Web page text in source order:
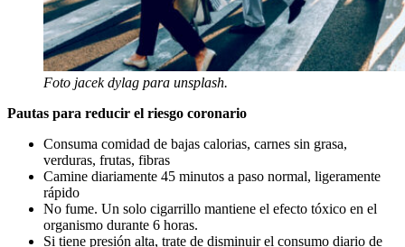
Foto jacek dylag para unsplash.
Pautas para reducir el riesgo coronario
Consuma comidad de bajas calorias, carnes sin grasa,
verduras, frutas, fibras
Camine diariamente 45 minutos a paso normal, ligeramente
rápido
No fume. Un solo cigarrillo mantiene el efecto tóxico en el
organismo durante 6 horas.
Si tiene presión alta, trate de disminuir el consumo diario de